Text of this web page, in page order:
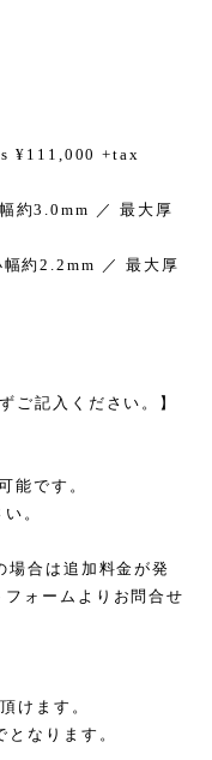
¥111,000 +tax
約3.0mm ／ 最大厚
2.2mm ／ 最大厚
ご記入ください。】
能です。
。
場合は追加料金が発
ォームよりお問合せ
けます。
なります。